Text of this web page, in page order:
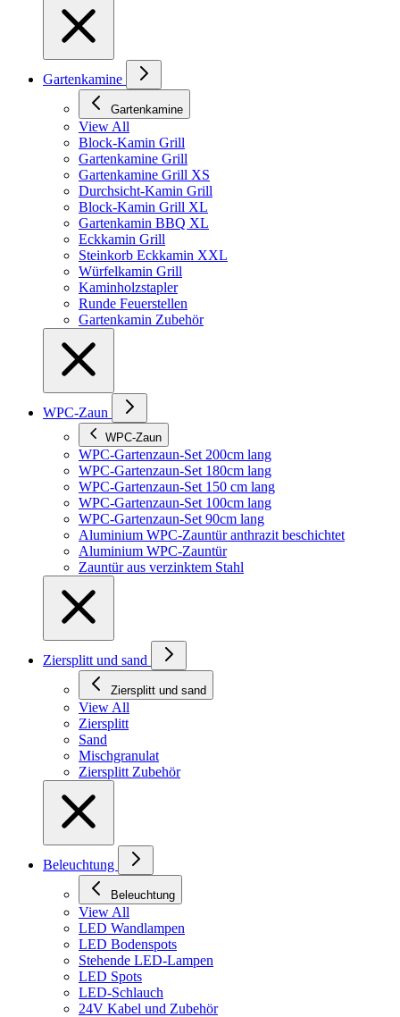
Gartenkamine
Gartenkamine
View All
Block-Kamin Grill
Gartenkamine Grill
Gartenkamine Grill XS
Durchsicht-Kamin Grill
Block-Kamin Grill XL
Gartenkamin BBQ XL
Eckkamin Grill
Steinkorb Eckkamin XXL
Würfelkamin Grill
Kaminholzstapler
Runde Feuerstellen
Gartenkamin Zubehör
WPC-Zaun
WPC-Zaun
WPC-Gartenzaun-Set 200cm lang
WPC-Gartenzaun-Set 180cm lang
WPC-Gartenzaun-Set 150 cm lang
WPC-Gartenzaun-Set 100cm lang
WPC-Gartenzaun-Set 90cm lang
Aluminium WPC-Zauntür anthrazit beschichtet
Aluminium WPC-Zauntür
Zauntür aus verzinktem Stahl
Ziersplitt und sand
Ziersplitt und sand
View All
Ziersplitt
Sand
Mischgranulat
Ziersplitt Zubehör
Beleuchtung
Beleuchtung
View All
LED Wandlampen
LED Bodenspots
Stehende LED-Lampen
LED Spots
LED-Schlauch
24V Kabel und Zubehör